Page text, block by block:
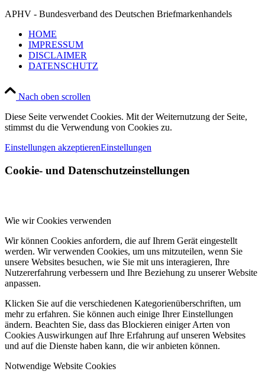
APHV - Bundesverband des Deutschen Briefmarkenhandels
HOME
IMPRESSUM
DISCLAIMER
DATENSCHUTZ
Nach oben scrollen
Diese Seite verwendet Cookies. Mit der Weiternutzung der Seite,
stimmst du die Verwendung von Cookies zu.
Einstellungen akzeptierenEinstellungen
Cookie- und Datenschutzeinstellungen
Wie wir Cookies verwenden
Wir können Cookies anfordern, die auf Ihrem Gerät eingestellt
werden. Wir verwenden Cookies, um uns mitzuteilen, wenn Sie
unsere Websites besuchen, wie Sie mit uns interagieren, Ihre
Nutzererfahrung verbessern und Ihre Beziehung zu unserer Website
anpassen.
Klicken Sie auf die verschiedenen Kategorienüberschriften, um
mehr zu erfahren. Sie können auch einige Ihrer Einstellungen
ändern. Beachten Sie, dass das Blockieren einiger Arten von
Cookies Auswirkungen auf Ihre Erfahrung auf unseren Websites
und auf die Dienste haben kann, die wir anbieten können.
Notwendige Website Cookies